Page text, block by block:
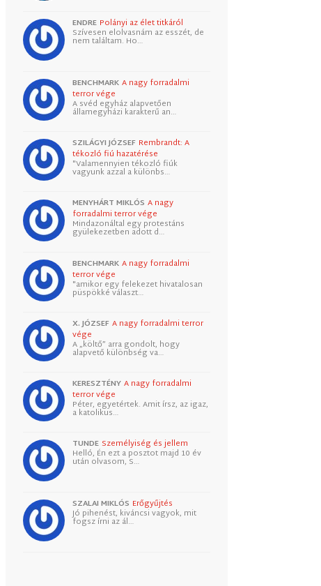
ENDRE Polányi az élet titkáról
Szívesen elolvasnám az esszét, de
nem találtam. Ho…
BENCHMARK A nagy forradalmi
terror vége
A svéd egyház alapvetően
államegyházi karakterű an…
SZILÁGYI JÓZSEF Rembrandt: A
tékozló fiú hazatérése
"Valamennyien tékozló fiúk
vagyunk azzal a különbs…
MENYHÁRT MIKLÓS A nagy
forradalmi terror vége
Mindazonáltal egy protestáns
gyülekezetben adott d…
BENCHMARK A nagy forradalmi
terror vége
"amikor egy felekezet hivatalosan
püspökké választ…
X. JÓZSEF A nagy forradalmi terror
vége
A „költő” arra gondolt, hogy
alapvető különbség va…
KERESZTÉNY A nagy forradalmi
terror vége
Péter, egyetértek. Amit írsz, az igaz,
a katolikus…
TUNDE Személyiség és jellem
Helló, Én ezt a posztot majd 10 év
után olvasom, S…
SZALAI MIKLÓS Erőgyűjtés
Jó pihenést, kiváncsi vagyok, mit
fogsz írni az ál…